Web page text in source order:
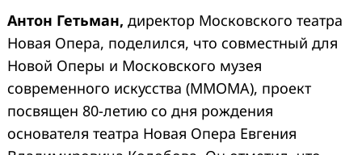
Антон Гетьман, директор Московского театра
Новая Опера, поделился, что совместный для
Новой Оперы и Московского музея
современного искусства (MMOMA), проект
посвящен 80-летию со дня рождения
основателя театра Новая Опера Евгения